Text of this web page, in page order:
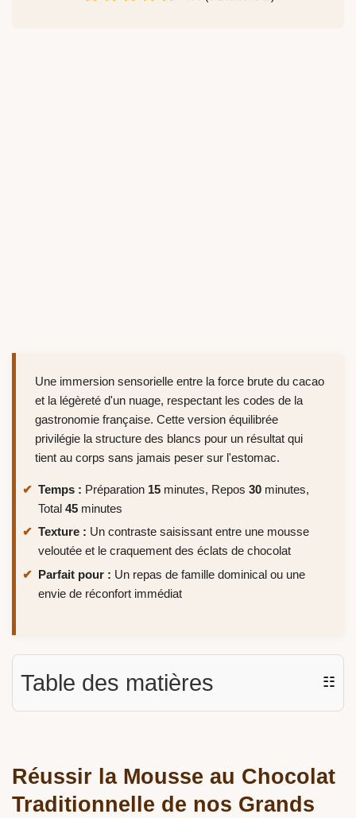
Une immersion sensorielle entre la force brute du cacao
et la légèreté d'un nuage, respectant les codes de la
gastronomie française. Cette version équilibrée
privilégie la structure des blancs pour un résultat qui
tient au corps sans jamais peser sur l'estomac.
Temps : Préparation 15 minutes, Repos 30 minutes,
Total 45 minutes
Texture : Un contraste saisissant entre une mousse
veloutée et le craquement des éclats de chocolat
Parfait pour : Un repas de famille dominical ou une
envie de réconfort immédiat
Table des matières ☷
Réussir la Mousse au Chocolat
Traditionnelle de nos Grands